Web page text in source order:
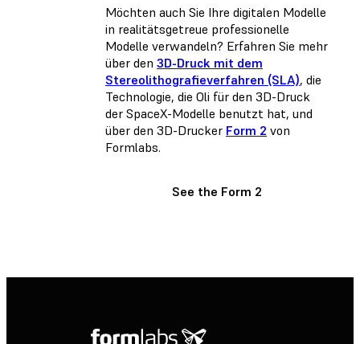
Möchten auch Sie Ihre digitalen Modelle
in realitätsgetreue professionelle
Modelle verwandeln? Erfahren Sie mehr
über den 3D-Druck mit dem
Stereolithografieverfahren (SLA), die
Technologie, die Oli für den 3D-Druck
der SpaceX-Modelle benutzt hat, und
über den 3D-Drucker Form 2 von
Formlabs.
See the Form 2